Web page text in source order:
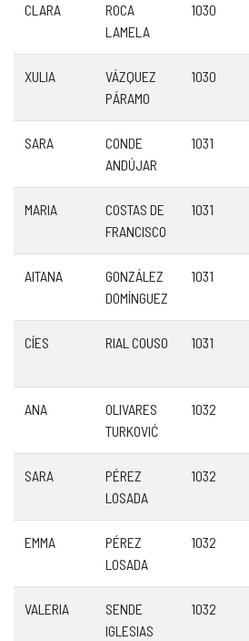
CLARA
ROCA
LAMELA
1030
XULIA
VÁZQUEZ
PÁRAMO
1030
SARA
CONDE
ANDÚJAR
1031
MARIA
COSTAS DE
FRANCISCO
1031
AITANA
GONZÁLEZ
DOMÍNGUEZ
1031
CÍES RIAL COUSO 1031
ANA
OLIVARES
TURKOVIĆ
1032
SARA
PÉREZ
LOSADA
1032
EMMA
PÉREZ
LOSADA
1032
VALERIA
SENDE
IGLESIAS
1032